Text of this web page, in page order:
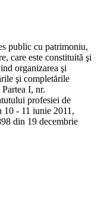
public cu patrimoniu,
care este constituită şi
organizarea şi
şi completările
I, nr.
profesiei de
- 11 iunie 2011,
din 19 decembrie